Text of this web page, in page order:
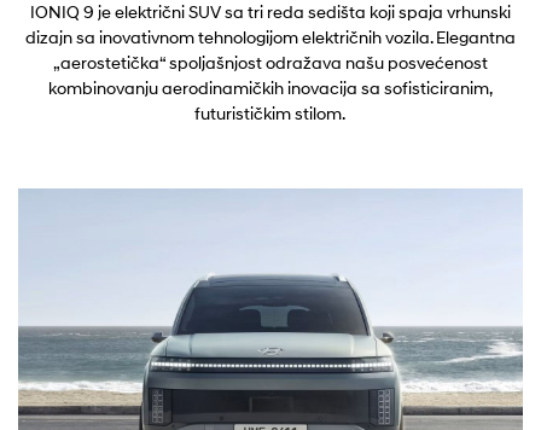
IONIQ 9 je električni SUV sa tri reda sedišta koji spaja vrhunski
dizajn sa inovativnom tehnologijom električnih vozila. Elegantna
„aerostetička“ spoljašnjost odražava našu posvećenost
kombinovanju aerodinamičkih inovacija sa sofisticiranim,
futurističkim stilom.